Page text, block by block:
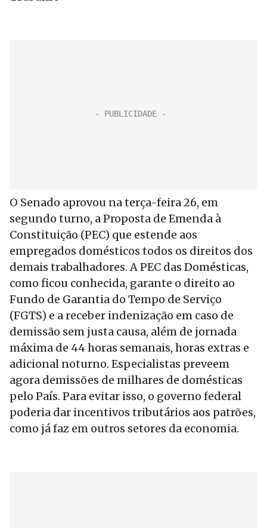
O Senado aprovou na terça-feira 26, em
segundo turno, a Proposta de Emenda à
Constituição (PEC) que estende aos
empregados domésticos todos os direitos dos
demais trabalhadores. A PEC das Domésticas,
como ficou conhecida, garante o direito ao
Fundo de Garantia do Tempo de Serviço
(FGTS) e a receber indenização em caso de
demissão sem justa causa, além de jornada
máxima de 44 horas semanais, horas extras e
adicional noturno. Especialistas preveem
agora demissões de milhares de domésticas
pelo País. Para evitar isso, o governo federal
poderia dar incentivos tributários aos patrões,
como já faz em outros setores da economia.